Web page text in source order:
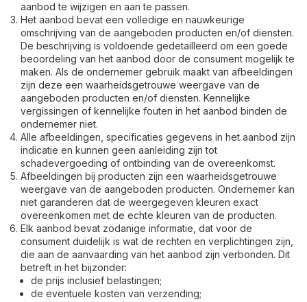
aanbod te wijzigen en aan te passen.
Het aanbod bevat een volledige en nauwkeurige
omschrijving van de aangeboden producten en/of diensten.
De beschrijving is voldoende gedetailleerd om een goede
beoordeling van het aanbod door de consument mogelijk te
maken. Als de ondernemer gebruik maakt van afbeeldingen
zijn deze een waarheidsgetrouwe weergave van de
aangeboden producten en/of diensten. Kennelijke
vergissingen of kennelijke fouten in het aanbod binden de
ondernemer niet.
Alle afbeeldingen, specificaties gegevens in het aanbod zijn
indicatie en kunnen geen aanleiding zijn tot
schadevergoeding of ontbinding van de overeenkomst.
Afbeeldingen bij producten zijn een waarheidsgetrouwe
weergave van de aangeboden producten. Ondernemer kan
niet garanderen dat de weergegeven kleuren exact
overeenkomen met de echte kleuren van de producten.
Elk aanbod bevat zodanige informatie, dat voor de
consument duidelijk is wat de rechten en verplichtingen zijn,
die aan de aanvaarding van het aanbod zijn verbonden. Dit
betreft in het bijzonder:
de prijs inclusief belastingen;
de eventuele kosten van verzending;